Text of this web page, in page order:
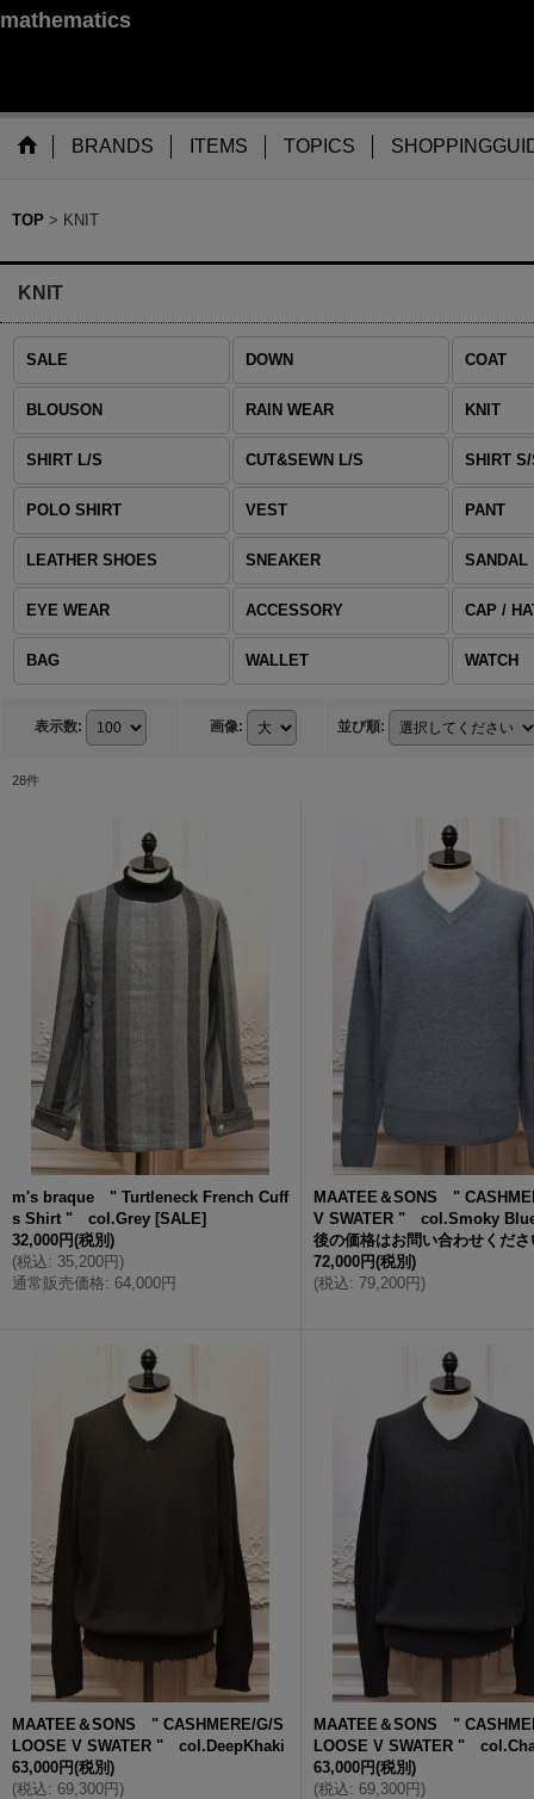
mathematics
BRANDS ITEMS TOPICS
TOP > KNIT
KNIT
SALE DOWN COAT
BLOUSON RAIN WEAR KNIT
SHIRT L/S CUT&SEWN L/S SHIRT
POLO SHIRT VEST PANT
LEATHER SHOES SNEAKER SANDAL
EYE WEAR ACCESSORY CAP /
BAG WALLET WATCH
表示数: 画像: 並び順:
28件
m's braque " Turtleneck French Cuff
s Shirt " col.Grey [SALE]
32,000円(税別)
(税込: 35,200円)
通常販売価格: 64,000円
MAATEE＆SONS "
V SWATER " col.Smoky
後の価格はお問い合わせくださ
72,000円(税別)
(税込: 79,200円)
MAATEE＆SONS " CASHMERE/G/S
LOOSE V SWATER " col.DeepKhaki
63,000円(税別)
(税込: 69,300円)
MAATEE＆SONS "
LOOSE V SWATER "
63,000円(税別)
(税込: 69,300円)